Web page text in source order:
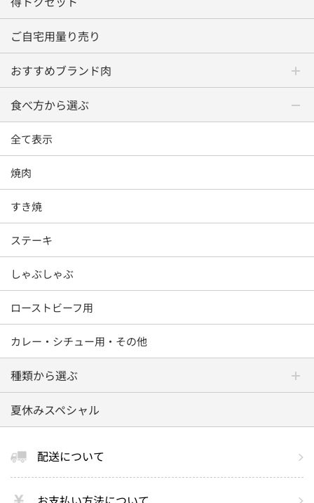
ご自宅用量り売り
おすすめブランド肉
食べ方から選ぶ
全て表示
焼肉
すき焼
ステーキ
しゃぶしゃぶ
ローストビーフ用
カレー・シチュー用・その他
種類から選ぶ
夏休みスペシャル
配送について